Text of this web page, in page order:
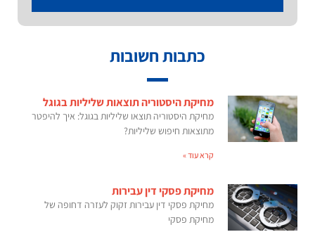
כתבות חשובות
מחיקת היסטוריה תוצאות שליליות בגוגל
מחיקת היסטוריה תוצאו שליליות בגוגל: איך להיפטר
מתוצאות חיפוש שליליות?
קרא עוד »
מחיקת פסקי דין עבירות
מחיקת פסקי דין עבירות זקוק לעזרה דחופה של
מחיקת פסקי